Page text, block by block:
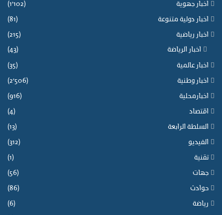
اخبار جهوية (1٬102)
اخبار دولية متنوعة (81)
اخبار رياضية (215)
اخبار الرياضة (43)
اخبار عالمية (35)
اخبار وطنية (2٬506)
اخبارمحلية (916)
اقتصاد (4)
السلطة الرابعة (13)
الفيديو (312)
تقنية (1)
جهات (56)
حوادث (86)
رياضة (6)